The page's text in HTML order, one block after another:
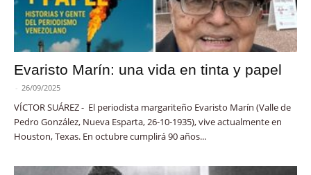
Evaristo Marín: una vida en tinta y papel
- 26/09/2025
VÍCTOR SUÁREZ - El periodista margariteño Evaristo Marín (Valle de
Pedro González, Nueva Esparta, 26-10-1935), vive actualmente en
Houston, Texas. En octubre cumplirá 90 años...